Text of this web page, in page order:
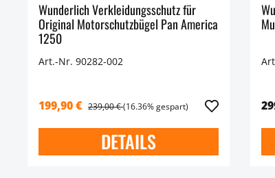
Wunderlich Verkleidungsschutz für
Original Motorschutzbügel Pan America
1250
Art.-Nr. 90282-002
199,90 € 239,00 €(16.36% gespart)
DETAILS